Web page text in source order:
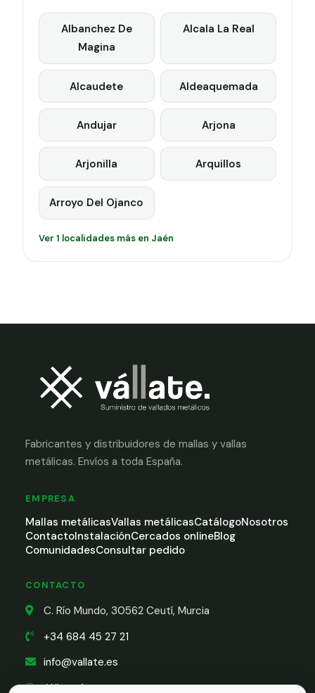
Albanchez De
Magina
Alcala La Real
Alcaudete Aldeaquemada
Andujar Arjona
Arjonilla Arquillos
Arroyo Del Ojanco
Ver 1 localidades más en Jaén
Fabricantes y distribuidores de mallas y vallas
metálicas. Envíos a toda España.
EMPRESA
Mallas metálicasVallas metálicasCatálogoNosotros
ContactoInstalaciónCercados onlineBlog
ComunidadesConsultar pedido
CONTACTO
C. Río Mundo, 30562 Ceutí, Murcia
+34 684 45 27 21
info@vallate.es
WhatsApp